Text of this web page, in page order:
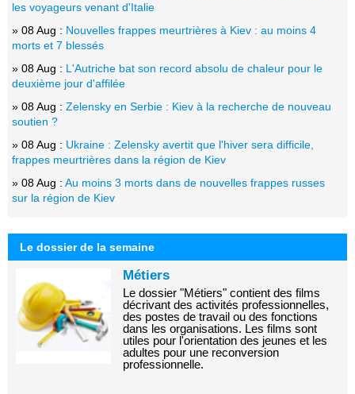
les voyageurs venant d'Italie
» 08 Aug : Nouvelles frappes meurtrières à Kiev : au moins 4
morts et 7 blessés
» 08 Aug : L'Autriche bat son record absolu de chaleur pour le
deuxième jour d'affilée
» 08 Aug : Zelensky en Serbie : Kiev à la recherche de nouveau
soutien ?
» 08 Aug : Ukraine : Zelensky avertit que l'hiver sera difficile,
frappes meurtrières dans la région de Kiev
» 08 Aug : Au moins 3 morts dans de nouvelles frappes russes
sur la région de Kiev
Le dossier de la semaine
Métiers
Le dossier "Métiers" contient des films
décrivant des activités professionnelles,
des postes de travail ou des fonctions
dans les organisations. Les films sont
utiles pour l'orientation des jeunes et les
adultes pour une reconversion
professionnelle.